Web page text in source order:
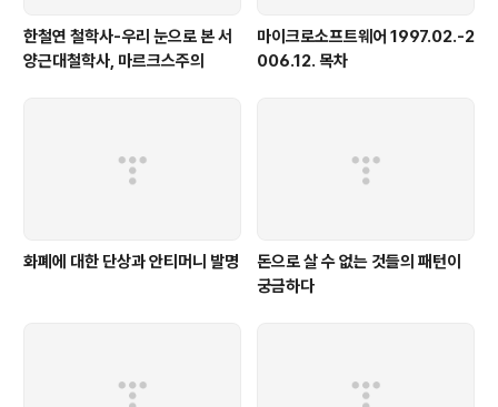
한철연 철학사-우리 눈으로 본 서
양근대철학사, 마르크스주의
마이크로소프트웨어 1997.02.-2
006.12. 목차
화폐에 대한 단상과 안티머니 발명
돈으로 살 수 없는 것들의 패턴이
궁금하다